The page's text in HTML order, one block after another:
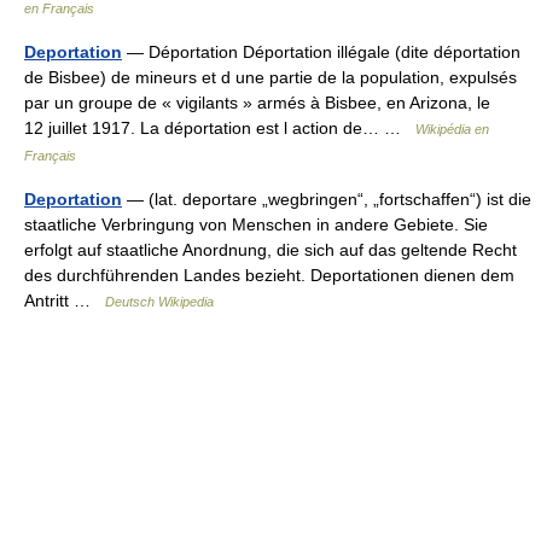
en Français
Deportation — Déportation Déportation illégale (dite déportation
de Bisbee) de mineurs et d une partie de la population, expulsés
par un groupe de « vigilants » armés à Bisbee, en Arizona, le
12 juillet 1917. La déportation est l action de… …
Wikipédia en
Français
Deportation — (lat. deportare „wegbringen“, „fortschaffen“) ist die
staatliche Verbringung von Menschen in andere Gebiete. Sie
erfolgt auf staatliche Anordnung, die sich auf das geltende Recht
des durchführenden Landes bezieht. Deportationen dienen dem
Antritt …
Deutsch Wikipedia